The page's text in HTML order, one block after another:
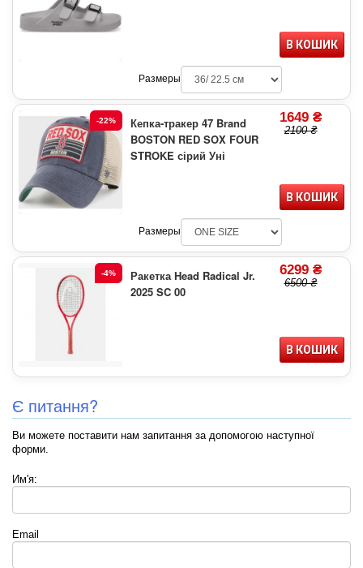
В КОШИК
Размеры
-22%
Кепка-тракер 47 Brand
BOSTON RED SOX FOUR
STROKE сірий Уні
1649 ₴
2100 ₴
В КОШИК
Размеры
-4%
Ракетка Head Radical Jr.
2025 SC 00
6299 ₴
6500 ₴
В КОШИК
Є питання?
Ви можете поставити нам запитання за допомогою наступної
форми.
Им'я:
Email